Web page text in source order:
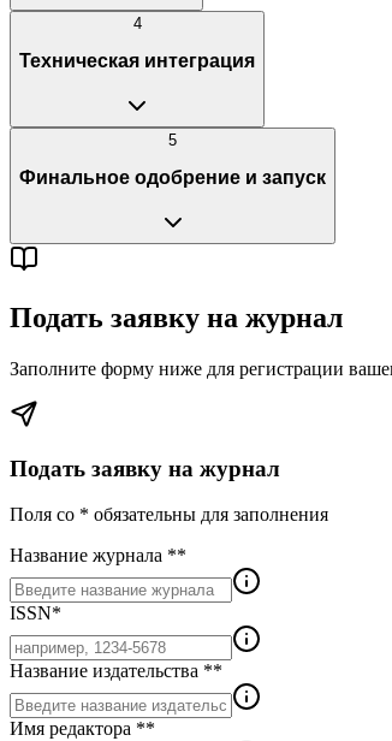
4
Техническая интеграция
5
Финальное одобрение и запуск
Подать заявку на журнал
Заполните форму ниже для регистрации
Подать заявку на журнал
Поля со * обязательны для заполнения
Название журнала **
ISSN*
Название издательства **
Имя редактора **